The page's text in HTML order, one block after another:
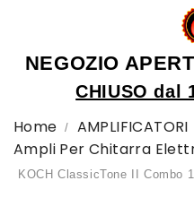
NEGOZIO
CHIUSO dal
Home
AMPLIFICATORI
Ampli Per Chitarra
KOCH ClassicTone II Combo